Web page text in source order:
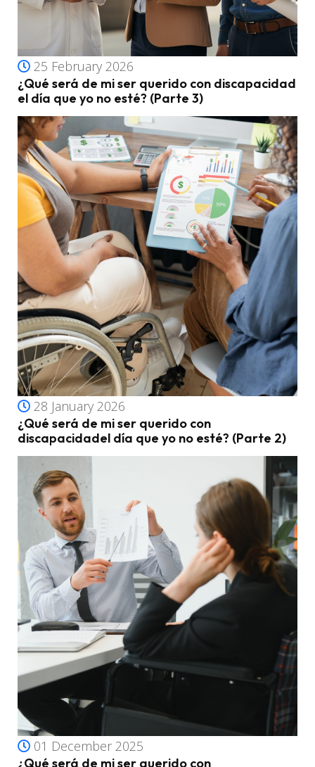
25 February 2026
¿Qué será de mi ser querido con discapacidad
el día que yo no esté? (Parte 3)
28 January 2026
¿Qué será de mi ser querido con
discapacidadel día que yo no esté? (Parte 2)
01 December 2025
¿Qué será de mi ser querido con